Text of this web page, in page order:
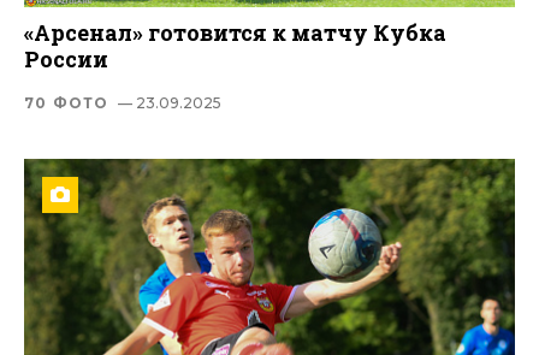
«Арсенал» готовится к матчу Кубка
России
70 ФОТО — 23.09.2025